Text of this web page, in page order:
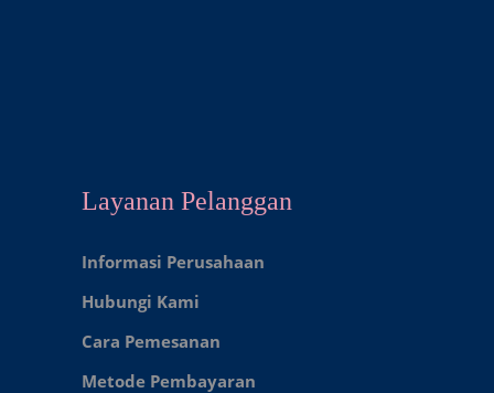
Layanan Pelanggan
Informasi Perusahaan
Hubungi Kami
Cara Pemesanan
Metode Pembayaran